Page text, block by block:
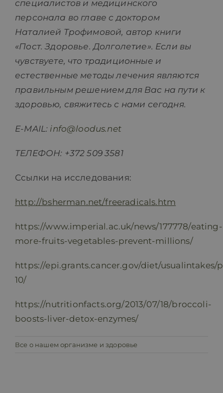
специалистов и медицинского
персонала во главе с доктором
Наталией Трофимовой, автор книги
«Пост. Здоровье. Долголетие». Если вы
чувствуете, что традиционные и
естественные методы лечения являются
правильным решением для Вас на пути к
здоровью, свяжитесь с нами сегодня.
E-MAIL: info@loodus.net
ТЕЛЕФОН: +372 509 3581
Ссылки на исследования:
http://bsherman.net/freeradicals.htm
https://www.imperial.ac.uk/news/177778/eating-
more-fruits-vegetables-prevent-millions/
https://epi.grants.cancer.gov/diet/usualintakes/
10/
https://nutritionfacts.org/2013/07/18/broccoli-
boosts-liver-detox-enzymes/
Все о нашем организме и здоровье